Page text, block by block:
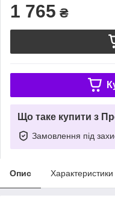
1 765 ₴
Що таке купити з
Замовлення під
Опис Характеристики